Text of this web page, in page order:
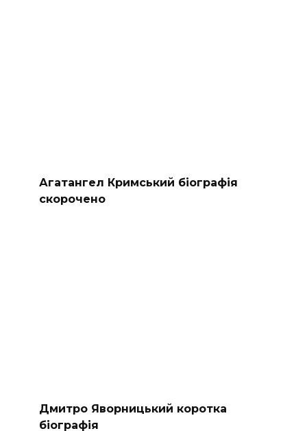
Агатангел Кримський біографія
скорочено
Дмитро Яворницький коротка
біографія